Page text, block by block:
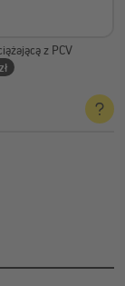
z PCV